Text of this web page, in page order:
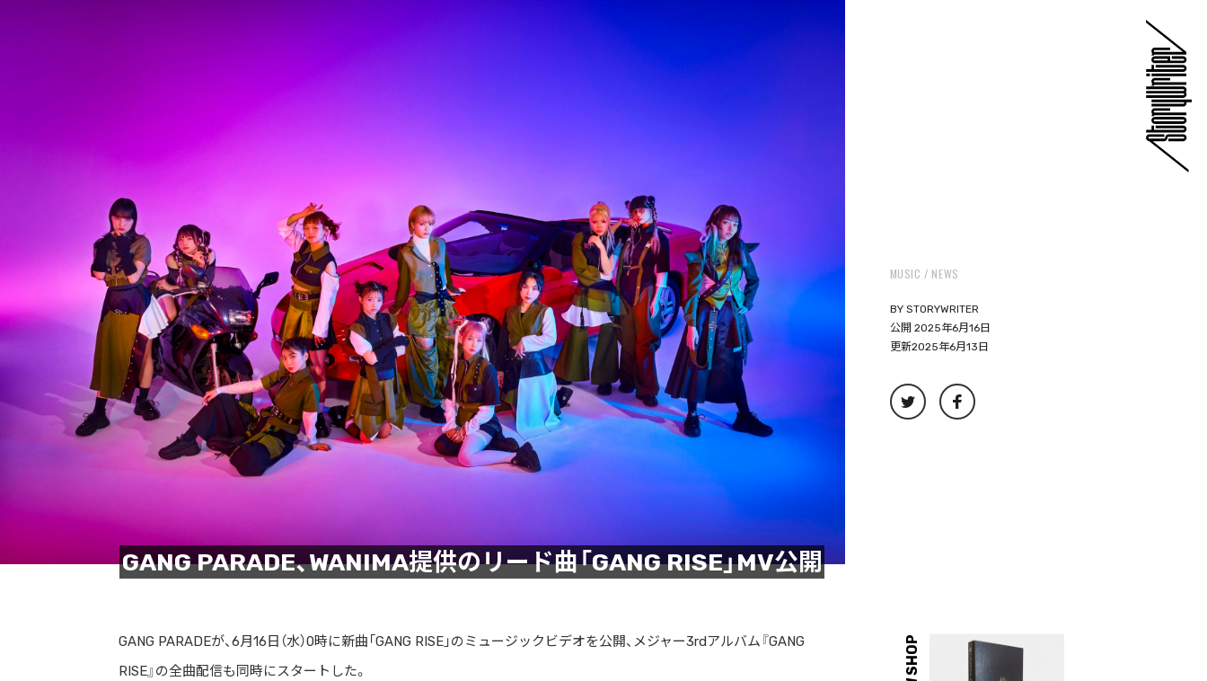
GANG PARADE、WANIMA提供のリード曲「GANG RISE」MV公開
MUSIC NEWS
BY STORYWRITER
公開 2025年6月16日
更新2025年6月13日
GANG PARADEが、6月16日（水）0時に新曲「GANG RISE」のミュージックビデオを公開、メジャー3rdアルバム『GANG
RISE』の全曲配信も同時にスタートした。
SW SHOP